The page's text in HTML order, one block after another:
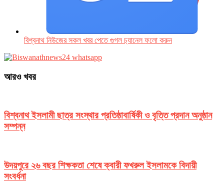
বিশ্বনাথ নিউজের সকল খবর পেতে গুগল চ‌্যানেল ফলো করুন
আরও খবর
বিশ্বনাথ ইসলামী ছাত্র সংস্থার প্রতিষ্ঠাবার্ষিকী ও বৃত্তি প্রদান অনুষ্ঠান
সম্পন্ন
উদয়পুরে ২৬ বছর শিক্ষকতা শেষে ক্বারী ফখরুল ইসলামকে বিদায়ী
সংবর্ধনা